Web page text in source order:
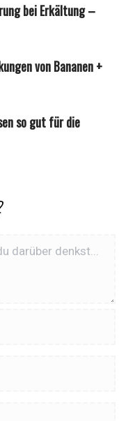
bei Erkältung –
von Bananen +
so gut für die